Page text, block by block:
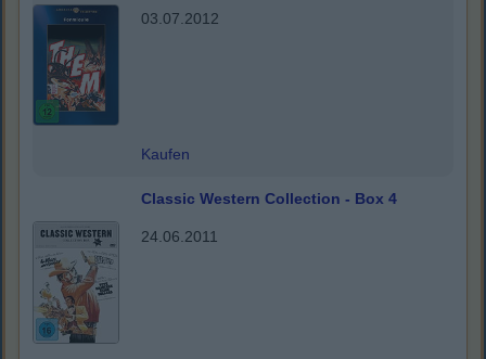
03.07.2012
Kaufen
Classic Western Collection - Box 4
24.06.2011